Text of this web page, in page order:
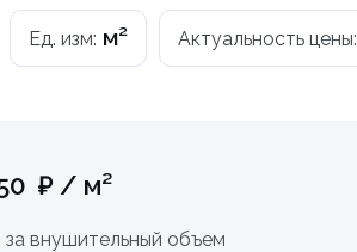
Ед. изм: м² Актуальность цены:
₽ / м²
внушительный объем